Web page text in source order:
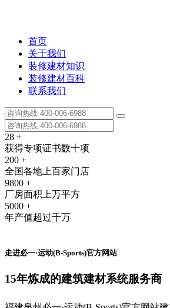
首页
关于我们
装修建材知识
装修建材百科
联系我们
28 +
获得专项证书数十项
200 +
全国各地上百家门店
9800 +
厂房面积上万平方
5000 +
年产值超过千万
走进必一·运动(B-Sports)官方网站
15年炼成的建筑建材系统服务商